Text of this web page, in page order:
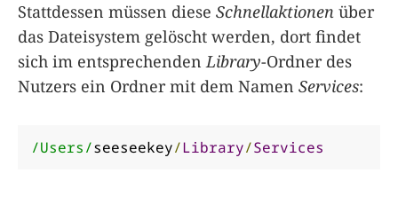
Stattdessen müssen diese Schnellaktionen über
das Dateisystem gelöscht werden, dort findet
sich im entsprechendenLibrary-Ordner des
Nutzers ein Ordner mit dem Namen Services:
/Users/seeseekey/Library/Services